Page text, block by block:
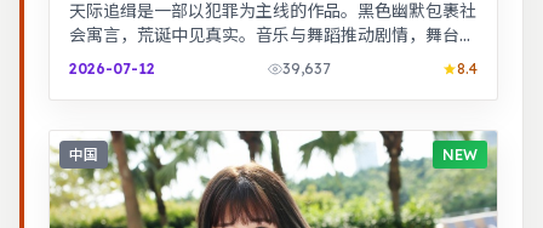
天际追缉是一部以犯罪为主线的作品。黑色幽默包裹社
会寓言，荒诞中见真实。音乐与舞蹈推动剧情，舞台感
强，视听体验突出。
2026-07-12 39,637 8.4
中国 NEW